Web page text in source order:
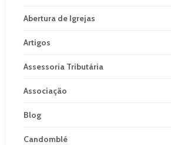
Abertura de Igrejas
Artigos
Assessoria Tributária
Associação
Blog
Candomblé